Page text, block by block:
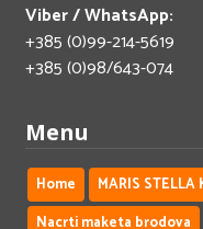
Viber / WhatsApp:
+385 (0)99-214-5619
+385 (0)98/643-074
Menu
Home MARIS
Nacrti maketa brodova